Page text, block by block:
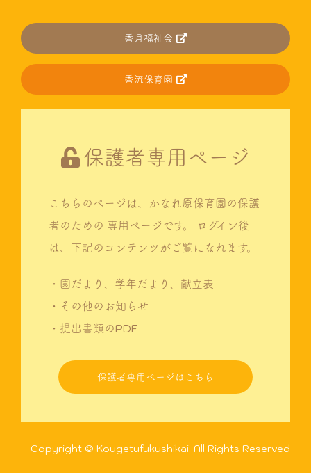
香月福祉会
香流保育園
保護者専用ページ
こちらのページは、かなれ原保育園の保護
者のための 専用ページです。
ログイン後
は、下記のコンテンツがご覧になれます。
・園だより、学年だより、献立表
・その他のお知らせ
・提出書類のPDF
保護者専用ページはこちら
Copyright © Kougetufukushikai. All Rights Reserved